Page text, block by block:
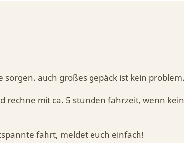
auch großes gepäck ist kein problem.
rechne mit ca. 5 stunden fahrzeit, wenn kein
fahrt, meldet euch einfach!